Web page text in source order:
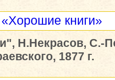
«Хорошие книги»
Н.Некрасов, С.-
1877 г.